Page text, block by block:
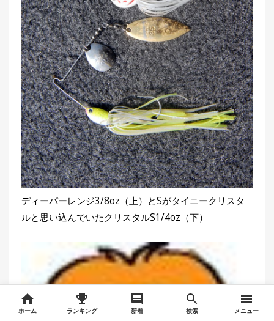
ディーパーレンジ3/8oz（上）とSがタイニークリスタ
ルと思い込んでいたクリスタルS1/4oz（下）
ホーム ランキング 新着 検索 メニュー